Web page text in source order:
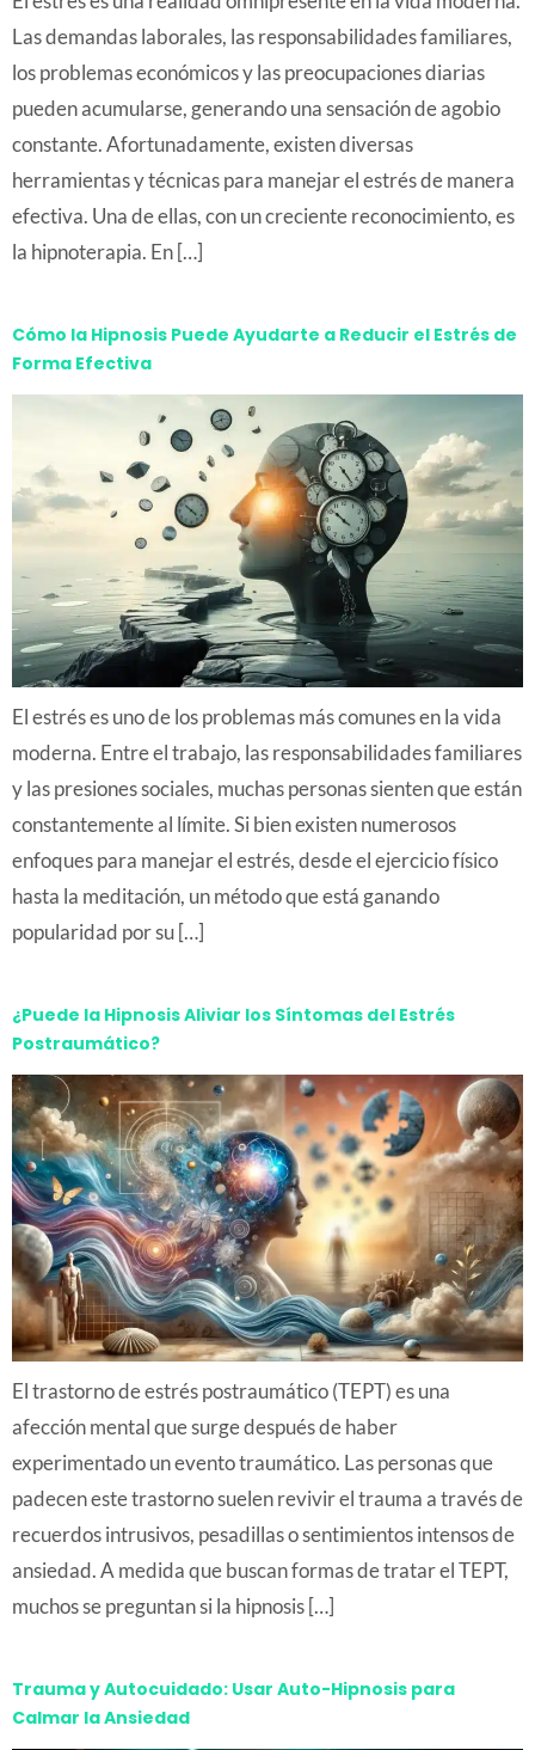
Las demandas laborales, las responsabilidades familiares,
los problemas económicos y las preocupaciones diarias
pueden acumularse, generando una sensación de agobio
constante. Afortunadamente, existen diversas
herramientas y técnicas para manejar el estrés de manera
efectiva. Una de ellas, con un creciente reconocimiento, es
la hipnoterapia. En […]
Cómo la Hipnosis Puede Ayudarte a Reducir el Estrés de
Forma Efectiva
El estrés es uno de los problemas más comunes en la vida
moderna. Entre el trabajo, las responsabilidades familiares
y las presiones sociales, muchas personas sienten que están
constantemente al límite. Si bien existen numerosos
enfoques para manejar el estrés, desde el ejercicio físico
hasta la meditación, un método que está ganando
popularidad por su […]
¿Puede la Hipnosis Aliviar los Síntomas del Estrés
Postraumático?
El trastorno de estrés postraumático (TEPT) es una
afección mental que surge después de haber
experimentado un evento traumático. Las personas que
padecen este trastorno suelen revivir el trauma a través de
recuerdos intrusivos, pesadillas o sentimientos intensos de
ansiedad. A medida que buscan formas de tratar el TEPT,
muchos se preguntan si la hipnosis […]
Trauma y Autocuidado: Usar Auto-Hipnosis para
Calmar la Ansiedad